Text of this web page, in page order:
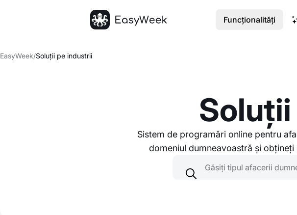
EasyWeek/Soluții pe industrii
Sistem de programări online pentru
domeniul dumneavoastră și
Găsiți tipul afacerii
Funcționalități